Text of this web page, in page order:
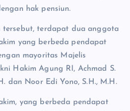
hak pensiun.
tersebut, terdapat dua anggota
yang berbeda pendapat
mayoritas Majelis
Hakim Agung RI, Achmad S.
dan Noor Edi Yono, S.H., M.H.
yang berbeda pendapat